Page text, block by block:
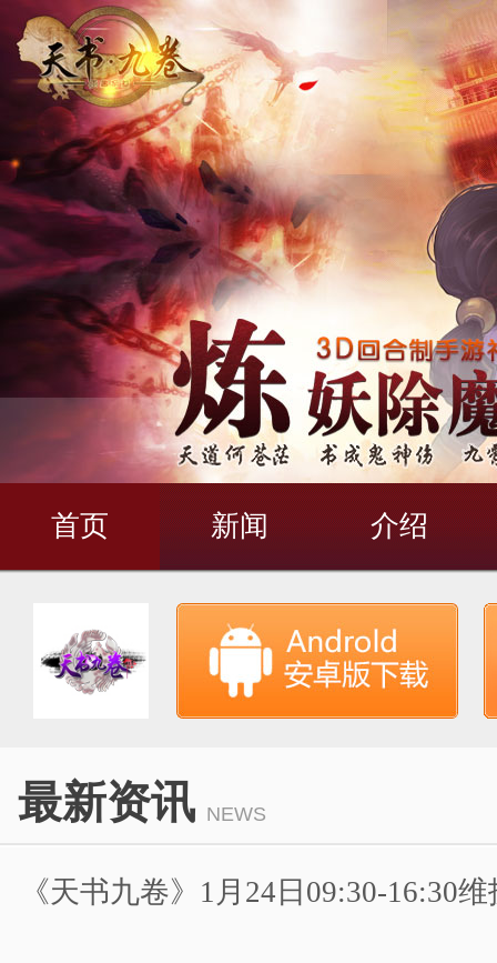
首页 新闻 介绍
最新资讯 NEWS
《天书九卷》1月24日09:30-16:30